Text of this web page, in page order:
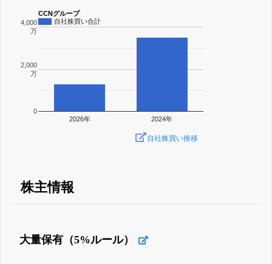
CCNグループ
自社株買い合計
2026年 2024年
0
2,000
万
4,000
万
自社株買い推移
株主情報
大量保有（5%ルール）